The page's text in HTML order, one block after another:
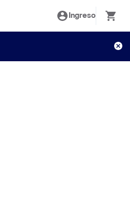
Ingreso